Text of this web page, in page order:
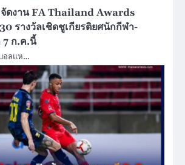
จัดงาน FA Thailand Awards
รางวัลเชิดชูเกียรติยศนักกีฬา-
7 ก.ค.นี้
อลแห…